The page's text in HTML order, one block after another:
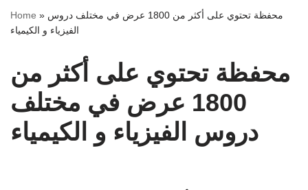
Home » محفظة تحتوي على أكثر من 1800 عرض في مختلف دروس
الفيزياء و الكيمياء
محفظة تحتوي على أكثر من
1800 عرض في مختلف
دروس الفيزياء و الكيمياء